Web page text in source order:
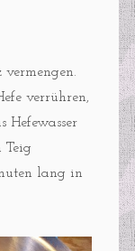
vermengen.
verrühren,
Hefewasser
Teig
lang in